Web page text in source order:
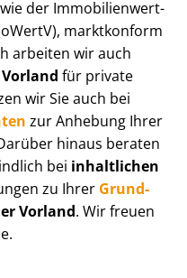
der Im­mo­bi­li­en­wert­
marktkonform
arbeiten wir auch
für private
wir Sie auch bei
zur Anhebung Ihrer
hinaus beraten
bei inhaltlichen
zu Ihrer Grund­
Vorland. Wir freuen